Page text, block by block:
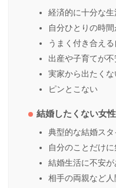
経済的に十分な
自分ひとりの時
うまく付き合え
出産や子育てが
実家から出たく
ピンとこない
結婚したくない女
典型的な結婚ス
自分のことだけ
結婚生活に不安が
相手の両親など